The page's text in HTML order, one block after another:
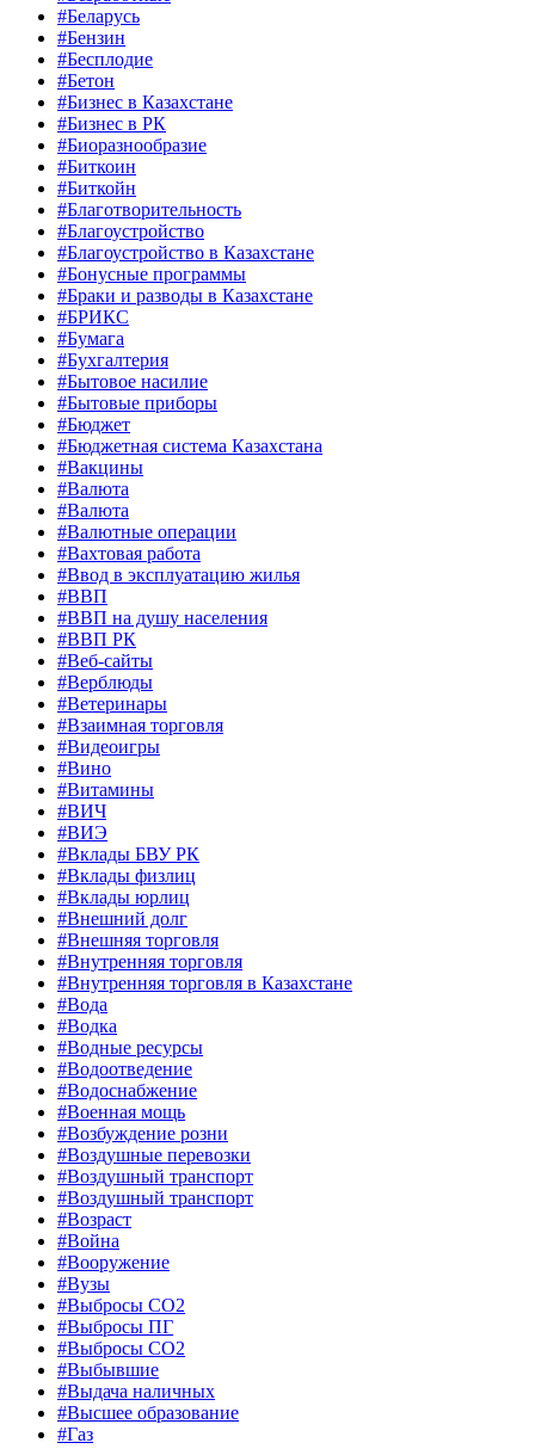
#Беларусь
#Бензин
#Бесплодие
#Бетон
#Бизнес в Казахстане
#Бизнес в РК
#Биоразнообразие
#Биткоин
#Биткойн
#Благотворительность
#Благоустройство
#Благоустройство в Казахстане
#Бонусные программы
#Браки и разводы в Казахстане
#БРИКС
#Бумага
#Бухгалтерия
#Бытовое насилие
#Бытовые приборы
#Бюджет
#Бюджетная система Казахстана
#Вакцины
#Валюта
#Валюта
#Валютные операции
#Вахтовая работа
#Ввод в эксплуатацию жилья
#ВВП
#ВВП на душу населения
#ВВП РК
#Веб-сайты
#Верблюды
#Ветеринары
#Взаимная торговля
#Видеоигры
#Вино
#Витамины
#ВИЧ
#ВИЭ
#Вклады БВУ РК
#Вклады физлиц
#Вклады юрлиц
#Внешний долг
#Внешняя торговля
#Внутренняя торговля
#Внутренняя торговля в Казахстане
#Вода
#Водка
#Водные ресурсы
#Водоотведение
#Водоснабжение
#Военная мощь
#Возбуждение розни
#Воздушные перевозки
#Воздушный транспорт
#Воздушный транспорт
#Возраст
#Война
#Вооружение
#Вузы
#Выбросы CO2
#Выбросы ПГ
#Выбросы СО2
#Выбывшие
#Выдача наличных
#Высшее образование
#Газ